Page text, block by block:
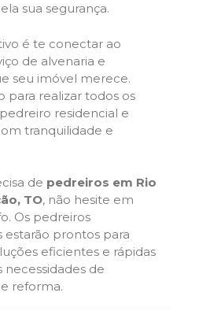
sua segurança.
é te conectar ao
de alvenaria e
seu imóvel merece.
para realizar todos os
residencial e
tranquilidade e
de pedreiros em Rio
TO, não hesite em
Os pedreiros
estarão prontos para
eficientes e rápidas
necessidades de
reforma.